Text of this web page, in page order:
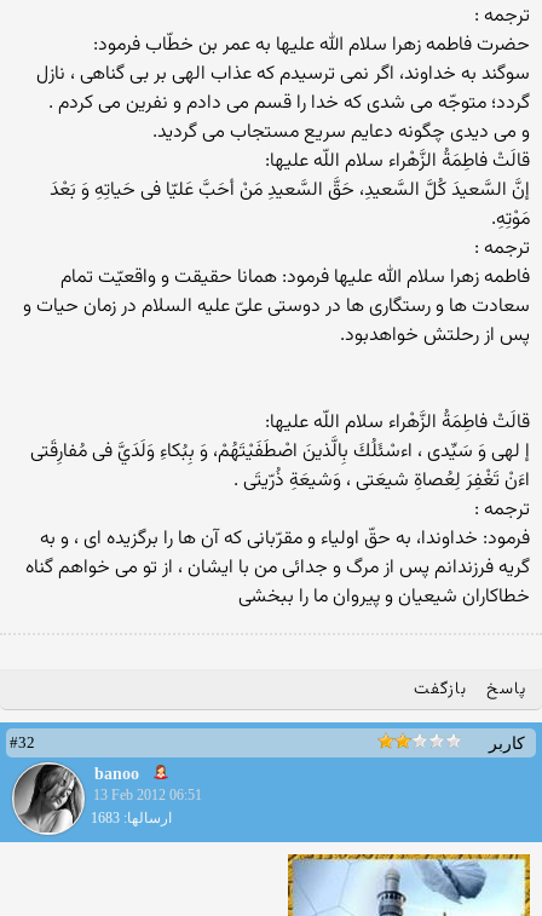
ترجمه :
حضرت فاطمه زهرا سلام الله علیها به عمر بن خطّاب فرمود:
سوگند به خداوند، اگر نمى ترسيدم كه عذاب الهى بر بى گناهى ، نازل
گردد؛ متوجّه مى شدى كه خدا را قسم مى دادم و نفرين مى كردم .
و مى ديدى چگونه دعايم سريع مستجاب مى گرديد.
قالَتْ فاطِمَةُ الزَّهْراء سلام اللّه عليها:
إنَّ السَّعيدَ كُلَّ السَّعيدِ، حَقَّ السَّعيدِ مَنْ أحَبَّ عَليّا فى حَياتِهِ وَ بَعْدَ
مَوْتِهِ.
ترجمه :
فاطمه زهرا سلام الله علیها فرمود: همانا حقيقت و واقعيّت تمام
سعادت ها و رستگارى ها در دوستى علىّ عليه السلام در زمان حيات و
پس از رحلتش خواهدبود.
قالَتْ فاطِمَةُ الزَّهْراء سلام اللّه عليها:
إ لهى وَ سَيِّدى ، اءسْئَلُكَ بِالَّذينَ اصْطَفَيْتَهُمْ، وَ بِبُكاءِ وَلَدَيَّ فى مُفارِقَتى
اءَنْ تَغْفِرَ لِعُصاةِ شيعَتى ، وَشيعَةِ ذُرّيتَى .
ترجمه :
فرمود: خداوندا، به حقّ اولياء و مقرّبانى كه آن ها را برگزيده اى ، و به
گريه فرزندانم پس از مرگ و جدائى من با ايشان ، از تو مى خواهم گناه
خطاكاران شيعيان و پيروان ما را ببخشى
پاسخ بازگفت
کاربر
#32
banoo
13 Feb 2012 06:51
ارسالها: 1683